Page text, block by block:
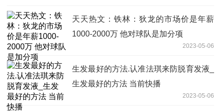
天天热文：铁林：狄龙的市场价是年薪
1000-2000万 他对球队是加分项
2023-05-06
生发最好的方法.认准法琪来防脱育发液_
生发最好的方法 当前快播
2023-05-06